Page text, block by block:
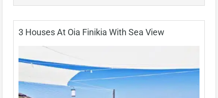
3 Houses At Oia Finikia With Sea View